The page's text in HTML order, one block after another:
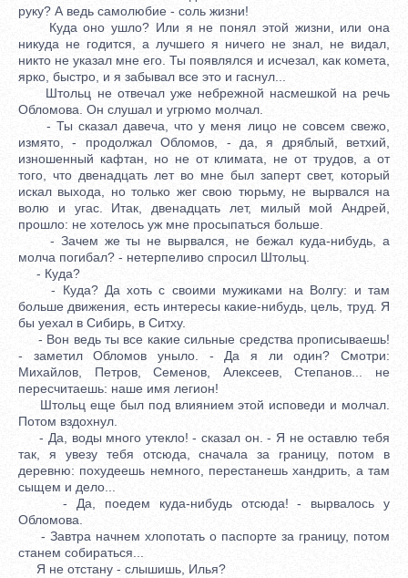
руку? А ведь самолюбие - соль жизни!
Куда оно ушло? Или я не понял этой жизни, или она
никуда не годится, а лучшего я ничего не знал, не видал,
никто не указал мне его. Ты появлялся и исчезал, как комета,
ярко, быстро, и я забывал все это и гаснул...
Штольц не отвечал уже небрежной насмешкой на речь
Обломова. Он слушал и угрюмо молчал.
- Ты сказал давеча, что у меня лицо не совсем свежо,
измято, - продолжал Обломов, - да, я дряблый, ветхий,
изношенный кафтан, но не от климата, не от трудов, а от
того, что двенадцать лет во мне был заперт свет, который
искал выхода, но только жег свою тюрьму, не вырвался на
волю и угас. Итак, двенадцать лет, милый мой Андрей,
прошло: не хотелось уж мне просыпаться больше.
- Зачем же ты не вырвался, не бежал куда-нибудь, а
молча погибал? - нетерпеливо спросил Штольц.
- Куда?
- Куда? Да хоть с своими мужиками на Волгу: и там
больше движения, есть интересы какие-нибудь, цель, труд. Я
бы уехал в Сибирь, в Ситху.
- Вон ведь ты все какие сильные средства прописываешь!
- заметил Обломов уныло. - Да я ли один? Смотри:
Михайлов, Петров, Семенов, Алексеев, Степанов... не
пересчитаешь: наше имя легион!
Штольц еще был под влиянием этой исповеди и молчал.
Потом вздохнул.
- Да, воды много утекло! - сказал он. - Я не оставлю тебя
так, я увезу тебя отсюда, сначала за границу, потом в
деревню: похудеешь немного, перестанешь хандрить, а там
сыщем и дело...
- Да, поедем куда-нибудь отсюда! - вырвалось у
Обломова.
- Завтра начнем хлопотать о паспорте за границу, потом
станем собираться...
Я не отстану - слышишь, Илья?